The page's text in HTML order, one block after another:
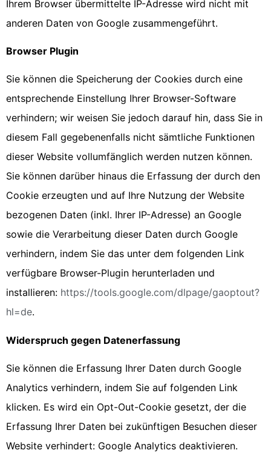
Ihrem Browser übermittelte IP-Adresse wird nicht mit
anderen Daten von Google zusammengeführt.
Browser Plugin
Sie können die Speicherung der Cookies durch eine
entsprechende Einstellung Ihrer Browser-Software
verhindern; wir weisen Sie jedoch darauf hin, dass Sie in
diesem Fall gegebenenfalls nicht sämtliche Funktionen
dieser Website vollumfänglich werden nutzen können.
Sie können darüber hinaus die Erfassung der durch den
Cookie erzeugten und auf Ihre Nutzung der Website
bezogenen Daten (inkl. Ihrer IP-Adresse) an Google
sowie die Verarbeitung dieser Daten durch Google
verhindern, indem Sie das unter dem folgenden Link
verfügbare Browser-Plugin herunterladen und
installieren: https://tools.google.com/dlpage/gaoptout?
hl=de.
Widerspruch gegen Datenerfassung
Sie können die Erfassung Ihrer Daten durch Google
Analytics verhindern, indem Sie auf folgenden Link
klicken. Es wird ein Opt-Out-Cookie gesetzt, der die
Erfassung Ihrer Daten bei zukünftigen Besuchen dieser
Website verhindert: Google Analytics deaktivieren.